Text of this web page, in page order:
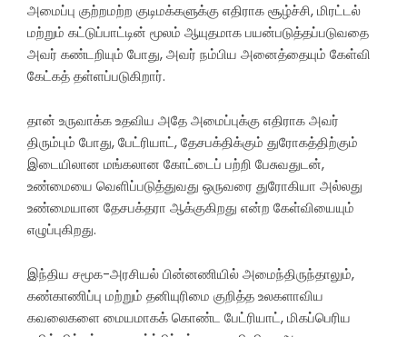
அமைப்பு குற்றமற்ற குடிமக்களுக்கு எதிராக சூழ்ச்சி, மிரட்டல்
மற்றும் கட்டுப்பாட்டின் மூலம் ஆயுதமாக பயன்படுத்தப்படுவதை
அவர் கண்டறியும் போது, அவர் நம்பிய அனைத்தையும் கேள்வி
கேட்கத் தள்ளப்படுகிறார்.
தான் உருவாக்க உதவிய அதே அமைப்புக்கு எதிராக அவர்
திரும்பும் போது, பேட்ரியாட், தேசபக்திக்கும் துரோகத்திற்கும்
இடையிலான மங்கலான கோட்டைப் பற்றி பேசுவதுடன்,
உண்மையை வெளிப்படுத்துவது ஒருவரை துரோகியா அல்லது
உண்மையான தேசபக்தரா ஆக்குகிறது என்ற கேள்வியையும்
எழுப்புகிறது.
இந்திய சமூக-அரசியல் பின்னணியில் அமைந்திருந்தாலும்,
கண்காணிப்பு மற்றும் தனியுரிமை குறித்த உலகளாவிய
கவலைகளை மையமாகக் கொண்ட பேட்ரியாட், மிகப்பெரிய